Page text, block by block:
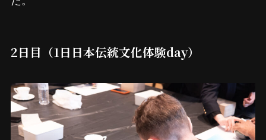
2日目（1日日本伝統文化体験day）